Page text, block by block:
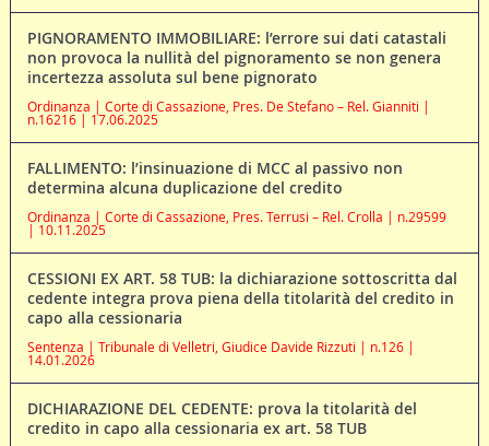
PIGNORAMENTO IMMOBILIARE: l’errore sui dati catastali
non provoca la nullità del pignoramento se non genera
incertezza assoluta sul bene pignorato
Ordinanza | Corte di Cassazione, Pres. De Stefano – Rel. Gianniti |
n.16216 | 17.06.2025
FALLIMENTO: l’insinuazione di MCC al passivo non
determina alcuna duplicazione del credito
Ordinanza | Corte di Cassazione, Pres. Terrusi – Rel. Crolla | n.29599
| 10.11.2025
CESSIONI EX ART. 58 TUB: la dichiarazione sottoscritta dal
cedente integra prova piena della titolarità del credito in
capo alla cessionaria
Sentenza | Tribunale di Velletri, Giudice Davide Rizzuti | n.126 |
14.01.2026
DICHIARAZIONE DEL CEDENTE: prova la titolarità del
credito in capo alla cessionaria ex art. 58 TUB